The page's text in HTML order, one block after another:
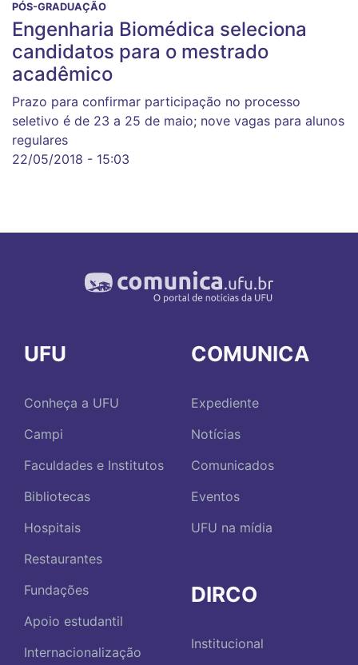
PÓS-GRADUAÇÃO
Engenharia Biomédica seleciona
candidatos para o mestrado
acadêmico
Prazo para confirmar participação no processo
seletivo é de 23 a 25 de maio; nove vagas para alunos
regulares
22/05/2018 - 15:03
UFU
Conheça a UFU
Campi
Faculdades e Institutos
Bibliotecas
Hospitais
Restaurantes
Fundações
Apoio estudantil
Internacionalização
COMUNICA
Expediente
Notícias
Comunicados
Eventos
UFU na mídia
DIRCO
Institucional